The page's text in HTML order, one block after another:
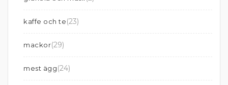
kaffe och te(23)
mackor(29)
mest ägg(24)